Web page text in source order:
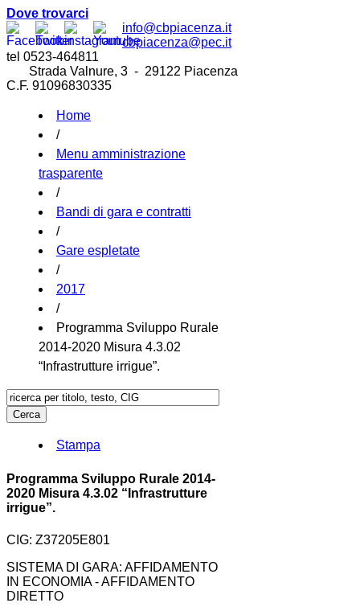
Dove trovarci
info@cbpiacenza.it
cbpiacenza@pec.it
tel 0523-464811
Strada Valnure, 3 - 29122 Piacenza
C.F. 91096830335
Home
/
Menu amministrazione
trasparente
/
Bandi di gara e contratti
/
Gare espletate
/
2017
/
Programma Sviluppo Rurale
2014-2020 Misura 4.3.02
“Infrastrutture irrigue”.
Stampa
Programma Sviluppo Rurale 2014-
2020 Misura 4.3.02 “Infrastrutture
irrigue”.
CIG: Z37205E801
SISTEMA DI GARA: AFFIDAMENTO
IN ECONOMIA - AFFIDAMENTO
DIRETTO